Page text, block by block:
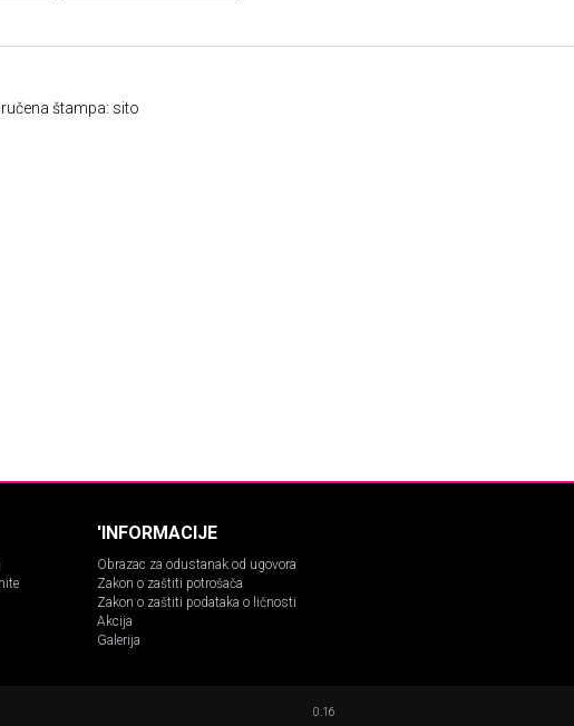
štampa: sito
'INFORMACIJE
Obrazac za odustanak od ugovora
Zakon o zaštiti potrošača
Zakon o zaštiti podataka o ličnosti
Akcija
Galerija
0.16